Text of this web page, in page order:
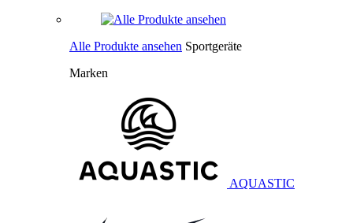
Alle Produkte ansehen Sportgeräte
Marken
AQUASTIC